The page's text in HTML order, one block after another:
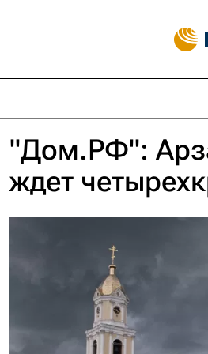
"Дом.РФ":
ждет